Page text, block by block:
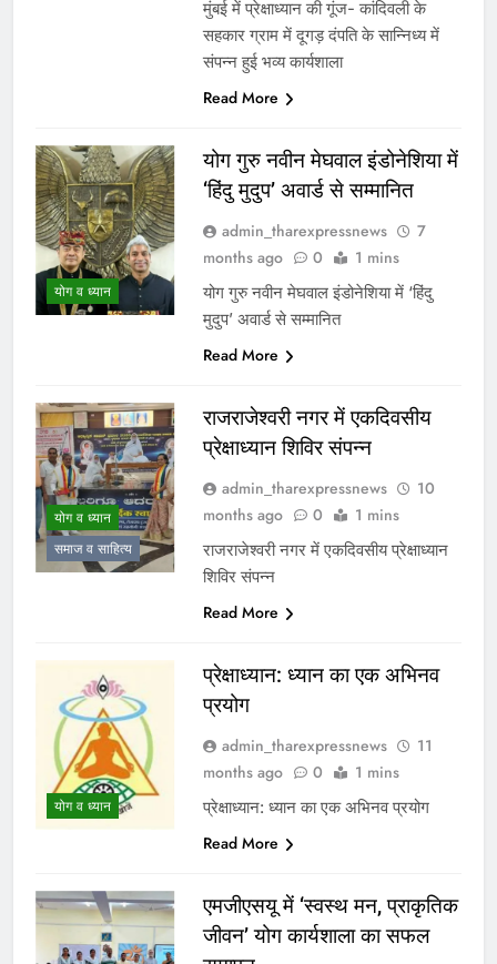
मुंबई में प्रेक्षाध्यान की गूंज- कांदिवली के
सहकार ग्राम में दूगड़ दंपति के सान्निध्य में
संपन्न हुई भव्य कार्यशाला
Read More
योग व ध्यान
योग गुरु नवीन मेघवाल इंडोनेशिया में
‘हिंदु मुदुप’ अवार्ड से सम्मानित
admin_tharexpressnews
7
months ago
0 1 mins
योग गुरु नवीन मेघवाल इंडोनेशिया में ‘हिंदु
मुदुप’ अवार्ड से सम्मानित
Read More
योग व ध्यान
समाज व साहित्य
राजराजेश्वरी नगर में एकदिवसीय
प्रेक्षाध्यान शिविर संपन्न
admin_tharexpressnews
10
months ago
0 1 mins
राजराजेश्वरी नगर में एकदिवसीय प्रेक्षाध्यान
शिविर संपन्न
Read More
योग व ध्यान
प्रेक्षाध्यान: ध्यान का एक अभिनव
प्रयोग
admin_tharexpressnews
11
months ago
0 1 mins
प्रेक्षाध्यान: ध्यान का एक अभिनव प्रयोग
Read More
एमजीएसयू में ‘स्वस्थ मन, प्राकृतिक
जीवन’ योग कार्यशाला का सफल